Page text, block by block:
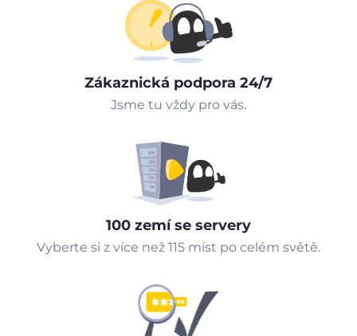
Zákaznická podpora 24/7
Jsme tu vždy pro vás.
100 zemí se servery
Vyberte si z více než 115 míst po celém světě.